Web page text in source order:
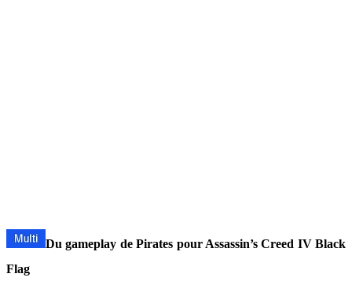
Du gameplay de Pirates pour Assassin’s Creed IV Black
Flag